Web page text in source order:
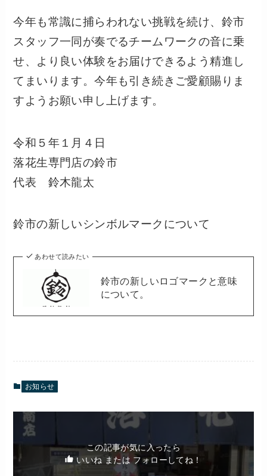
今年も常識に捕らわれない挑戦を続け、鈴市
スタッフ一同が奏でるチームワークの音に乗
せ、より良い体験をお届けできるよう精進し
てまいります。今年も引き続きご愛顧賜りま
すようお願い申し上げます。
令和５年１月４日
落花生専門店の鈴市
代表 鈴木龍太
鈴市の新しいシンボルマークについて
あわせて読みたい
鈴市の新しいロゴマークと意味
について。
お知らせ
この記事が気に入ったら
いいね または フォローしてね！